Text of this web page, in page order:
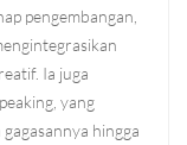
pengembangan,
Ia juga
yang
hingga